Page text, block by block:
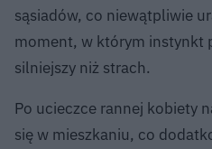
sąsiadów, co niewątpliwie
moment, w którym instynkt
silniejszy niż strach.
Po ucieczce rannej kobiety
się w mieszkaniu, co